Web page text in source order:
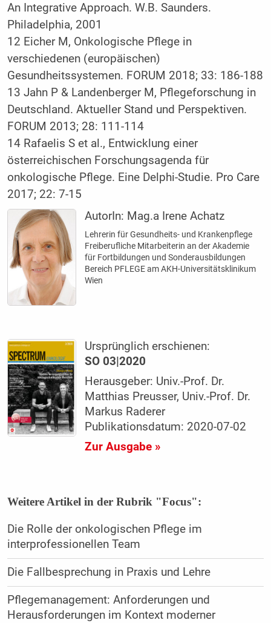
An Integrative Approach. W.B. Saunders.
Philadelphia, 2001
12 Eicher M, Onkologische Pflege in
verschiedenen (europäischen)
Gesundheitssystemen. FORUM 2018; 33: 186-188
13 Jahn P & Landenberger M, Pflegeforschung in
Deutschland. Aktueller Stand und Perspektiven.
FORUM 2013; 28: 111-114
14 Rafaelis S et al., Entwicklung einer
österreichischen Forschungsagenda für
onkologische Pflege. Eine Delphi-Studie. Pro Care
2017; 22: 7-15
AutorIn: Mag.a Irene Achatz
Lehrerin für Gesundheits- und Krankenpflege
Freiberufliche Mitarbeiterin an der Akademie
für Fortbildungen und Sonderausbildungen
Bereich PFLEGE am AKH-Universitätsklinikum
Wien
Ursprünglich erschienen:
SO 03|2020
Herausgeber: Univ.-Prof. Dr.
Matthias Preusser, Univ.-Prof. Dr.
Markus Raderer
Publikationsdatum: 2020-07-02
Zur Ausgabe »
Weitere Artikel in der Rubrik "Focus":
Die Rolle der onkologischen Pflege im
interprofessionellen Team
Die Fallbesprechung in Praxis und Lehre
Pflegemanagement: Anforderungen und
Herausforderungen im Kontext moderner